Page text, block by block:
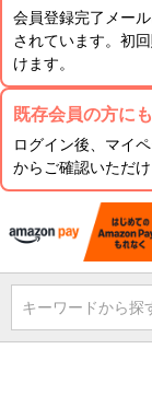
会員登録完了メー
されています。初
けます。
既存会員の方に
ログイン後、マイ
からご確認いただけ
キーワードから探